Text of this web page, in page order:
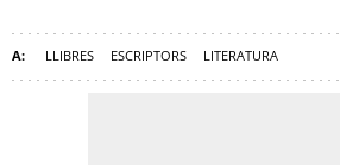
LLIBRES ESCRIPTORS LITERATURA